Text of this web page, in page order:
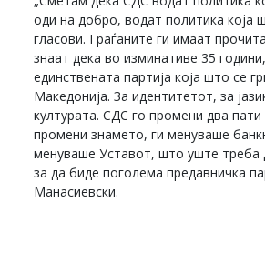
оди на добро, водат политика која
гласови. Граѓаните ги имаат
знаат дека во изминативе 35
единствената партија која што се
Македонија. За идентитетот, за
културата. СДС го промени два
промени знамето, ги менуваше
менуваше Уставот, што уште треба
за да биде поголема предавничка
Манасиевски.